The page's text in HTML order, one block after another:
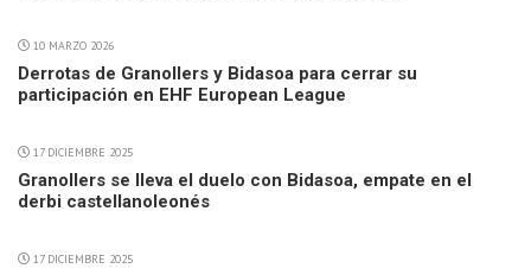
10 MARZO 2026
Derrotas de Granollers y Bidasoa para cerrar su
participación en EHF European League
17 DICIEMBRE 2025
Granollers se lleva el duelo con Bidasoa, empate en el
derbi castellanoleonés
17 DICIEMBRE 2025